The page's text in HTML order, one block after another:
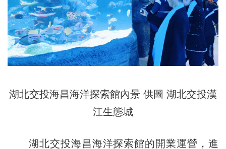
湖北交投海昌海洋探索館內景 供圖 湖北交投漢
江生態城
湖北交投海昌海洋探索館的開業運營，進